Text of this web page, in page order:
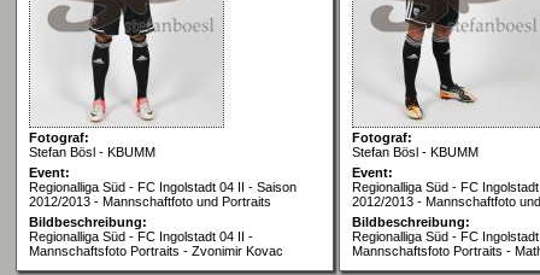
Fotograf:
Stefan Bösl - KBUMM
Event:
Regionalliga Süd - FC Ingolstadt 04 II - Saison
2012/2013 - Mannschaftfoto und Portraits
Bildbeschreibung:
Regionalliga Süd - FC Ingolstadt 04 II -
Mannschaftsfoto Portraits - Zvonimir Kovac
Fotograf:
Stefan Bösl - KBUMM
Event:
Regionalliga Süd - FC
2012/2013 - Mannschaftfoto
Bildbeschreibung:
Regionalliga Süd - FC
Mannschaftsfoto Portraits -